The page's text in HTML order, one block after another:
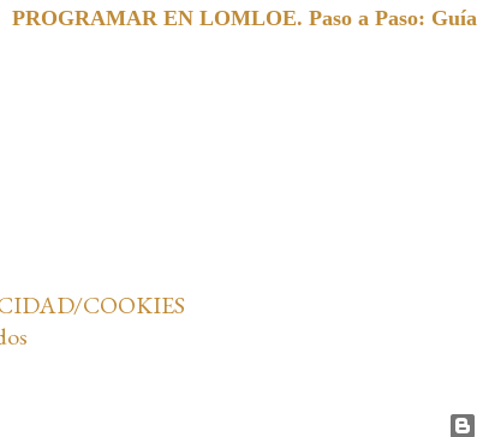
PROGRAMAR EN LOMLOE. Paso a Paso:
COOKIES